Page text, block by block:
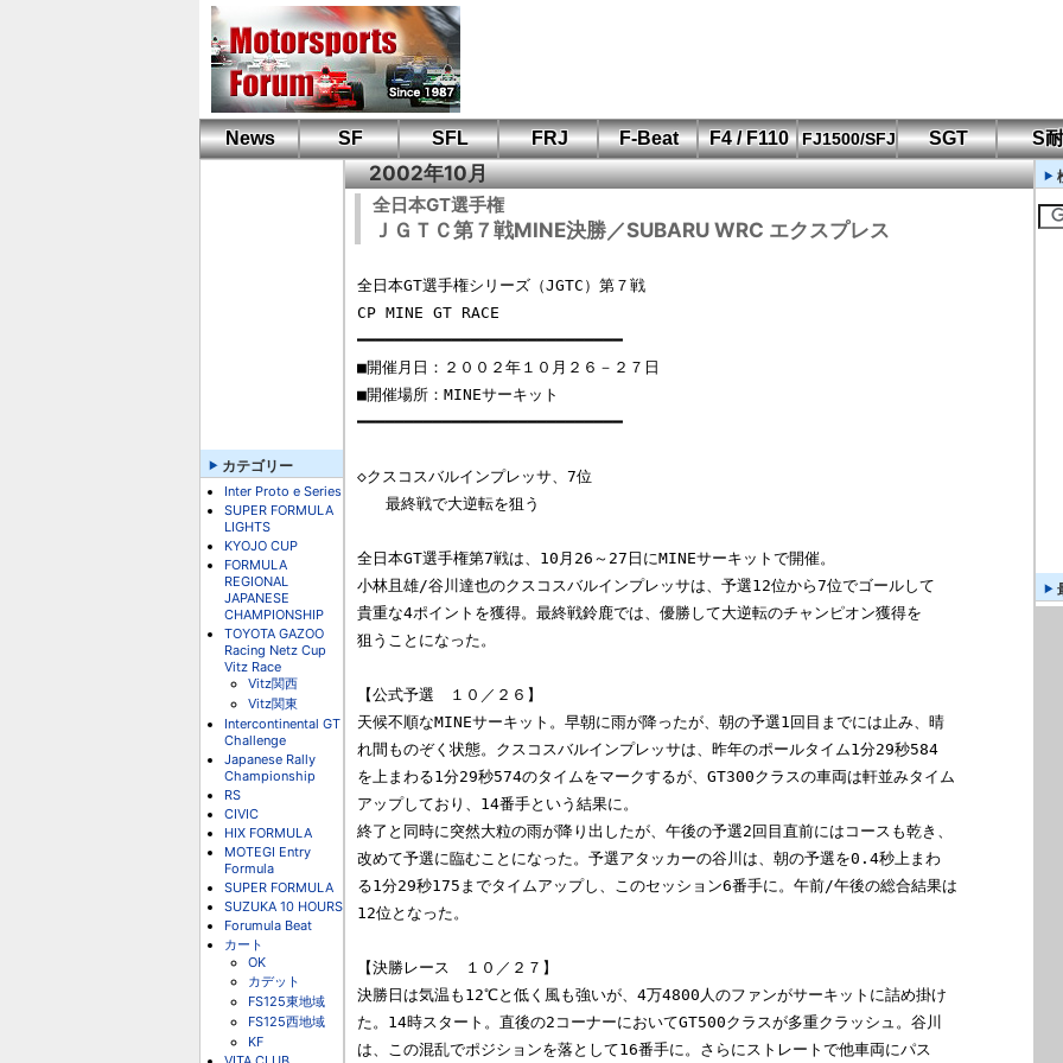
News SF SFL FRJ F-Beat
F4 / F110
FIA-F4
F110 CUP
FJ1500/SFJ
鈴鹿・岡山
もてぎ・菅生
筑波・冨士
Aポリス
SFJ D-Cup
SFJ日本一
SGT S耐
カテゴリー
Inter Proto e Series
SUPER FORMULA
LIGHTS
KYOJO CUP
FORMULA
REGIONAL
JAPANESE
CHAMPIONSHIP
TOYOTA GAZOO
Racing Netz Cup
Vitz Race
Vitz関西
Vitz関東
Intercontinental GT
Challenge
Japanese Rally
Championship
RS
CIVIC
HIX FORMULA
MOTEGI Entry
Formula
SUPER FORMULA
SUZUKA 10 HOURS
Forumula Beat
カート
OK
カデット
FS125東地域
FS125西地域
KF
2002年10月
全日本GT選手権
ＪＧＴＣ第７戦MINE決勝／SUBARU WRC エクスプレス
全日本GT選手権シリーズ（JGTC）第７戦
CP MINE GT RACE
━━━━━━━━━━━━━━━━━━━━━━━━━━━━
■開催月日：２００２年１０月２６－２７日
■開催場所：MINEサーキット
━━━━━━━━━━━━━━━━━━━━━━━━━━━━
◇クスコスバルインプレッサ、7位
全日本GT選手権第7戦は、10月26～27日にMINEサーキットで開催。
小林且雄/谷川達也のクスコスバルインプレッサは、予選12位から7位でゴールして
貴重な4ポイントを獲得。最終戦鈴鹿では、優勝して大逆転のチャンピオン獲得を
狙うことになった。
【公式予選　１０／２６】
天候不順なMINEサーキット。早朝に雨が降ったが、朝の予選1回目までには止み、晴
れ間ものぞく状態。クスコスバルインプレッサは、昨年のポールタイム1分29秒584
を上まわる1分29秒574のタイムをマークするが、GT300クラスの車両は軒並みタイム
アップしており、14番手という結果に。
終了と同時に突然大粒の雨が降り出したが、午後の予選2回目直前にはコースも乾き、
改めて予選に臨むことになった。予選アタッカーの谷川は、朝の予選を0.4秒上まわ
る1分29秒175までタイムアップし、このセッション6番手に。午前/午後の総合結果は
12位となった。
【決勝レース　１０／２７】
決勝日は気温も12℃と低く風も強いが、4万4800人のファンがサーキットに詰め掛け
た。14時スタート。直後の2コーナーにおいてGT500クラスが多重クラッシュ。谷川
は、この混乱でポジションを落として16番手に。さらにストレートで他車両にパス